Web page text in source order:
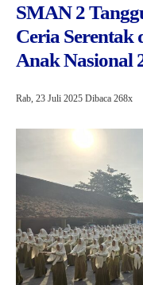
Informasi
SMAN 2
Ceria Serentak
Anak Nasional
Rab, 23 Juli 2025 Dibaca 268x